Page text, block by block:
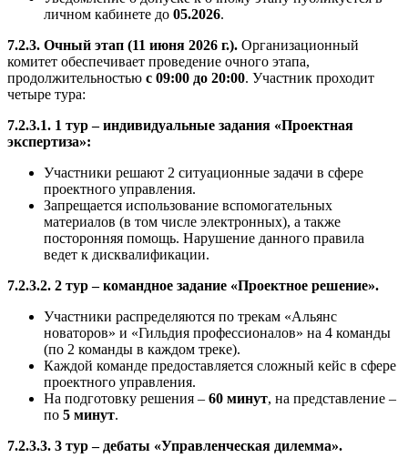
личном кабинете до 05.2026.
7.2.3. Очный этап (11 июня 2026 г.). Организационный
комитет обеспечивает проведение очного этапа,
продолжительностью с 09:00 до 20:00. Участник проходит
четыре тура:
7.2.3.1. 1 тур – индивидуальные задания «Проектная
экспертиза»:
Участники решают 2 ситуационные задачи в сфере
проектного управления.
Запрещается использование вспомогательных
материалов (в том числе электронных), а также
посторонняя помощь. Нарушение данного правила
ведет к дисквалификации.
7.2.3.2. 2 тур – командное задание «Проектное решение».
Участники распределяются по трекам «Альянс
новаторов» и «Гильдия профессионалов» на 4 команды
(по 2 команды в каждом треке).
Каждой команде предоставляется сложный кейс в сфере
проектного управления.
На подготовку решения – 60 минут, на представление –
по 5 минут.
7.2.3.3. 3 тур – дебаты «Управленческая дилемма».